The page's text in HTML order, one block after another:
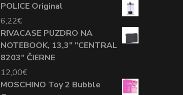
POLICE Original
6,22€
RIVACASE PUZDRO NA
NOTEBOOK, 13,3" "CENTRAL
8203" ČIERNE
12,00€
MOSCHINO Toy 2 Bubble